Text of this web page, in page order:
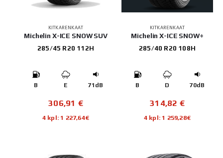
KITKARENKAAT
Michelin X-ICE SNOW SUV
285/45 R20 112H
B E 71dB
306,91 €
4 kpl: 1 227,64€
KITKARENKAAT
Michelin X-ICE SNOW+
285/40 R20 108H
B D 70dB
314,82 €
4 kpl: 1 259,28€